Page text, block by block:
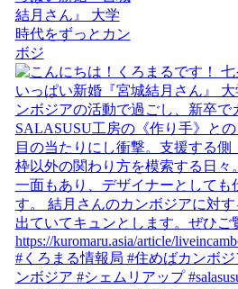
結月さん』 大学
時代をずっとカン
ボジ